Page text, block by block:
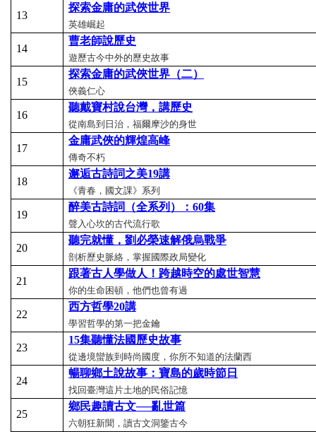
13
探索金庸的武俠世界
英雄崛起
14
曹老師說歷史
遊歷古今中外的歷史故事
15
探索金庸的武俠世界（二）
俠義仁心
16
聽戴寶村說台灣，講歷史
從南島到日治，福爾摩沙的身世
17
金庸武俠的輝煌高峰
傳奇不朽
18
邂逅古詩詞之美19講
《青春，國文課》系列
19
醉美古詩詞（全系列）：60集
聲入心坎的古代流行歌
20
聽完就懂，劉必榮速解俄烏戰爭
剖析歷史脈絡，掌握國際政局變化
21
跟著古人學做人！跨越時空的處世智慧
你的生命困頓，他們也曾有過
22
西方哲學20講
學習哲學的第一把金鑰
23
15集聽懂法國歷史故事
從邊境蠻族到時尚國度，你所不知道的法蘭西
24
暢聊鄉土說故事：寶島的歲時節日
找回臺灣這片土地的民俗記憶
25
鄉民趣讀古文──亂世篇
六朝狂新聞，讀古文洞鑒古今